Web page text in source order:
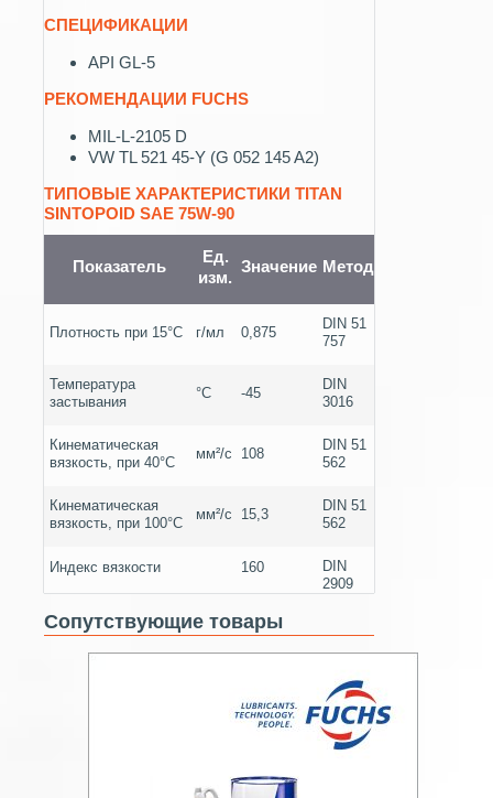
СПЕЦИФИКАЦИИ
API GL-5
РЕКОМЕНДАЦИИ FUCHS
MIL-L-2105 D
VW TL 521 45-Y (G 052 145 A2)
ТИПОВЫЕ ХАРАКТЕРИСТИКИ TITAN
SINTOPOID SAE 75W-90
Показатель
Ед.
изм.
Значение Метод
Плотность при 15°С г/мл 0,875
DIN 51
757
Температура
застывания
°С -45
DIN
3016
Кинематическая
вязкость, при 40°С
мм²/с 108
DIN 51
562
Кинематическая
вязкость, при 100°С
мм²/с 15,3
DIN 51
562
Индекс вязкости 160
DIN
2909
Сопутствующие товары